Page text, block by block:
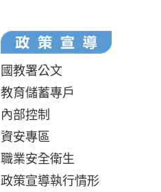
國教署公文
教育儲蓄專戶
內部控制
資安專區
職業安全衛生
政策宣導執行情形